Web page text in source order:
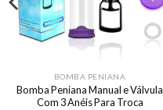
BOMBA PENIANA
Bomba Peniana Manual e Válvula
Com 3 Anéis Para Troca